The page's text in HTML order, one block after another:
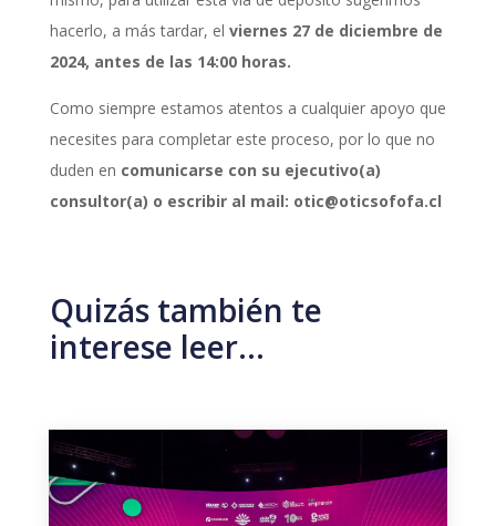
hacerlo, a más tardar, el viernes 27 de diciembre de
2024, antes de las 14:00 horas.
Como siempre estamos atentos a cualquier apoyo que
necesites para completar este proceso, por lo que no
duden en comunicarse con su ejecutivo(a)
consultor(a) o escribir al mail: otic@oticsofofa.cl
Quizás también te
interese leer…